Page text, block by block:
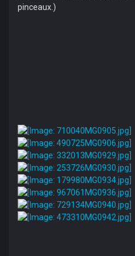
pinceaux.)